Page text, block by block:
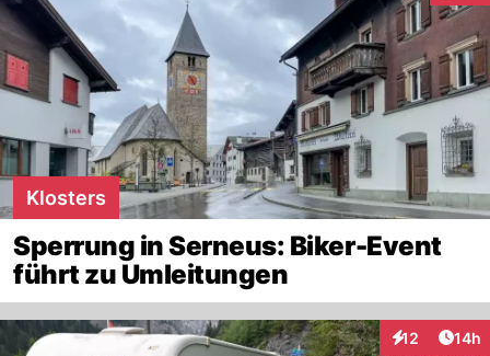
Klosters
Sperrung in Serneus: Biker-Event
führt zu Umleitungen
12
Interaktionen
14h